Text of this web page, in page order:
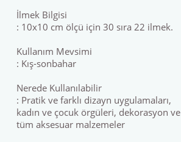
İlmek Bilgisi
: 10x10 cm ölçü için 30 sıra 22 ilmek.
Kullanım Mevsimi
: Kış-sonbahar
Nerede Kullanılabilir
: Pratik ve farklı dizayn uygulamaları,
kadın ve çocuk örgüleri, dekorasyon ve
tüm aksesuar malzemeler